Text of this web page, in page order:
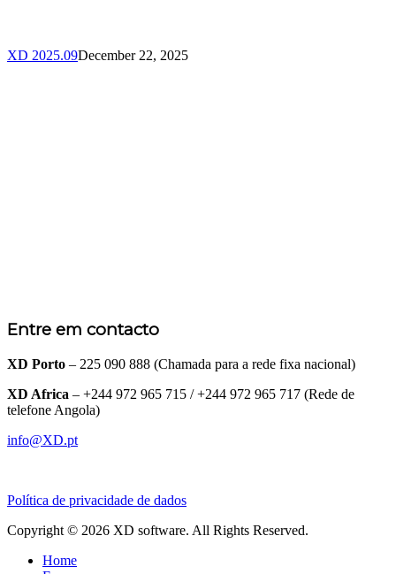
XD 2025.09December 22, 2025
Entre em contacto
XD Porto – 225 090 888 (Chamada para a rede fixa nacional)
XD Africa – +244 972 965 715 / +244 972 965 717 (Rede de
telefone Angola)
info@XD.pt
Política de privacidade de dados
Copyright © 2026 XD software. All Rights Reserved.
Home